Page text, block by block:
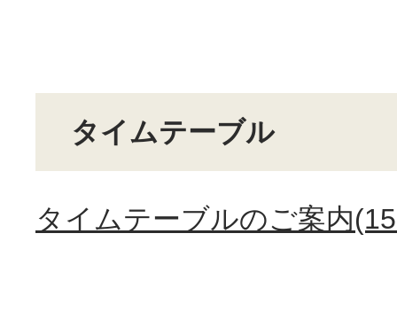
タイムテーブル
タイムテーブルのご案内